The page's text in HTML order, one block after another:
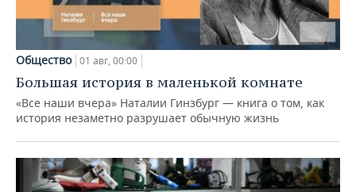
Общество 01 авг, 00:00
Большая история в маленькой комнате
«Все наши вчера» Наталии Гинзбург — книга о том, как
история незаметно разрушает обычную жизнь